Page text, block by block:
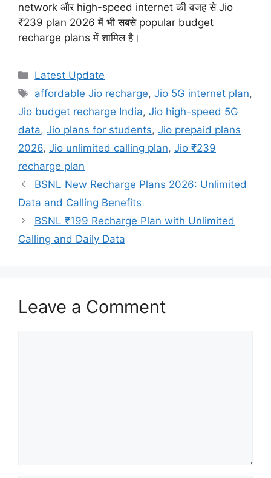
network और high-speed internet की वजह से Jio
₹239 plan 2026 में भी सबसे popular budget
recharge plans में शामिल है।
Categories
Latest Update
Tags
affordable Jio recharge,Jio 5G internet plan,
Jio budget recharge India, Jio high-speed 5G
data, Jio plans for students, Jio prepaid plans
2026, Jio unlimited calling plan, Jio ₹239
recharge plan
BSNL New Recharge Plans 2026: Unlimited
Data and Calling Benefits
BSNL ₹199 Recharge Plan with Unlimited
Calling and Daily Data
Leave a Comment